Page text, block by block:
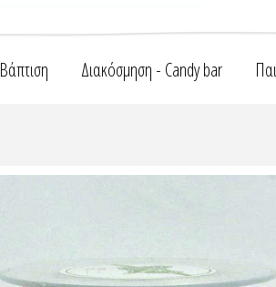
Βάπτιση Διακόσμηση - Candy bar